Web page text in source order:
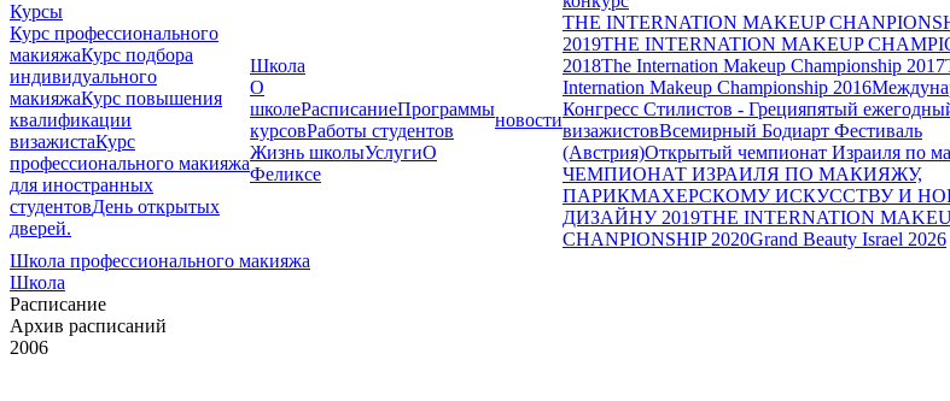
Курсы
Курс профессионального
макияжаКурс подбора
индивидуального
макияжаКурс повышения
квалификации
визажистаКурс
профессионального макияжа
для иностранных
студентовДень открытых
дверей.
Школа
О
школеРасписаниеПрограммы
курсовРаботы студентов
Жизнь школыУслугиО
Феликсе
новости
THE INTERNATION MAKEUP
2019THE INTERNATION MAKEUP
2018The Internation Makeup Championship 2017
Internation Makeup Championship 2016
Конгресс Стилистов - Грецияпятый
визажистовВсемирный Бодиарт Фестиваль
(Австрия)Открытый чемпионат Израиля по
ЧЕМПИОНАТ ИЗРАИЛЯ ПО МАКИЯЖУ,
ПАРИКМАХЕРСКОМУ ИСКУССТВУ И
ДИЗАЙНУ 2019THE INTERNATION
CHANPIONSHIP 2020Grand Beauty Israel 2026
Школа профессионального макияжа
Школа
Расписание
Архив расписаний
2006